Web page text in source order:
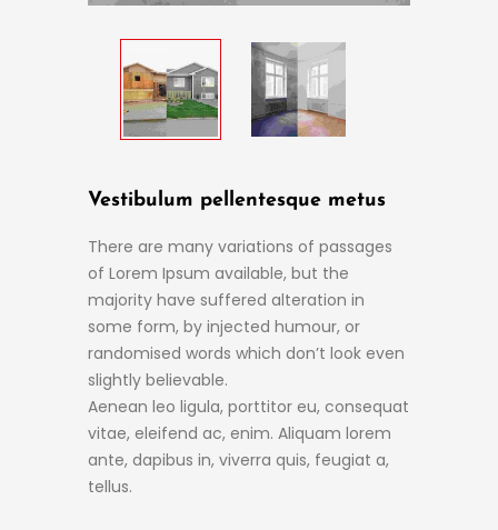
Vestibulum pellentesque metus
There are many variations of passages
of Lorem Ipsum available, but the
majority have suffered alteration in
some form, by injected humour, or
randomised words which don’t look even
slightly believable.
Aenean leo ligula, porttitor eu, consequat
vitae, eleifend ac, enim. Aliquam lorem
ante, dapibus in, viverra quis, feugiat a,
tellus.